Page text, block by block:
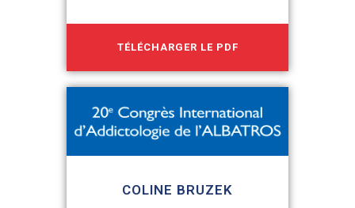
TÉLÉCHARGER LE PDF
COLINE BRUZEK